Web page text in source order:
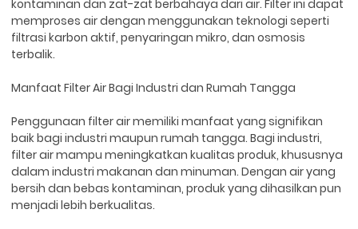
kontaminan dan zat-zat berbahaya dari air. Filter ini dapat
memproses air dengan menggunakan teknologi seperti
filtrasi karbon aktif, penyaringan mikro, dan osmosis
terbalik.
Manfaat Filter Air Bagi Industri dan Rumah Tangga
Penggunaan filter air memiliki manfaat yang signifikan
baik bagi industri maupun rumah tangga. Bagi industri,
filter air mampu meningkatkan kualitas produk, khususnya
dalam industri makanan dan minuman. Dengan air yang
bersih dan bebas kontaminan, produk yang dihasilkan pun
menjadi lebih berkualitas.